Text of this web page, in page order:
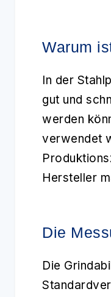
Warum
In der
gut und
werden
verwendet
Hersteller
Die
Die